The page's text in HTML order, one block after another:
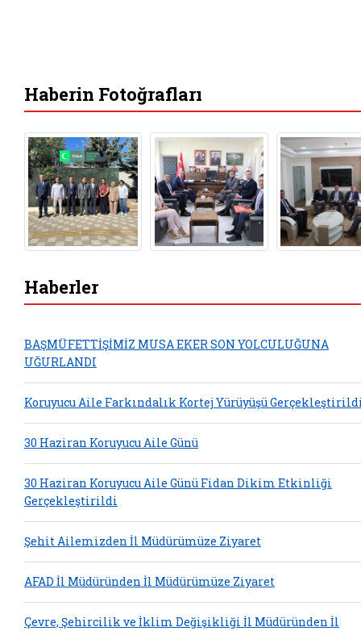
Haberin Fotoğrafları
Haberler
BAŞMÜFETTİŞİMİZ MUSA EKER SON YOLCULUĞUNA
UĞURLANDI
Koruyucu Aile Farkındalık Kortej Yürüyüşü
30 Haziran Koruyucu Aile Günü
30 Haziran Koruyucu Aile Günü Fidan Dikim Etkinliği
Gerçekleştirildi
Şehit Ailemizden İl Müdürümüze Ziyaret
AFAD İl Müdüründen İl Müdürümüze Ziyaret
Çevre, Şehircilik ve İklim Değişikliği İl Müdüründen İl